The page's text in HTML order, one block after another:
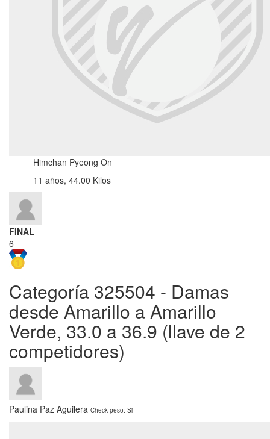
Himchan Pyeong On
11 años, 44.00 Kilos
FINAL
6
Categoría 325504 - Damas
desde Amarillo a Amarillo
Verde, 33.0 a 36.9 (llave de 2
competidores)
Paulina Paz Aguilera Check peso: Si